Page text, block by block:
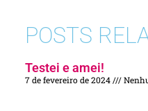
POSTS
Testei e amei!
7 de fevereiro de 2024